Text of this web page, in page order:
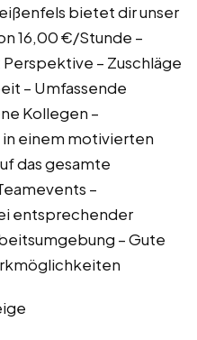
bietet dir unser
16,00 €/Stunde –
– Zuschläge
– Umfassende
Kollegen –
einem motivierten
das gesamte
–
entsprechender
– Gute